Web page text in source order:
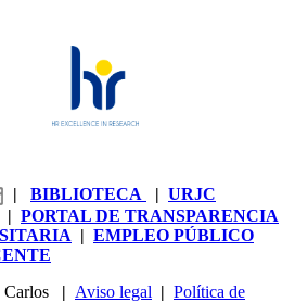
| BIBLIOTECA | URJC
| PORTAL DE TRANSPARENCIA
| EMPLEO PÚBLICO
| Aviso legal | Política de